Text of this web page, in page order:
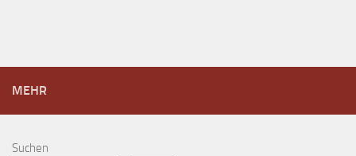
MEHR
Suchen